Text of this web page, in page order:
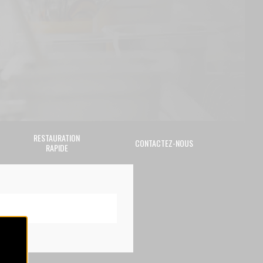
RESTAURATION
RAPIDE
CONTACTEZ-NOUS